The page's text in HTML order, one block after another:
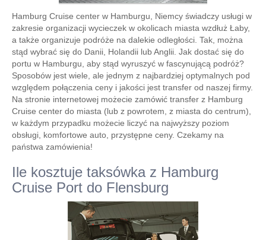
Hamburg Cruise center w Hamburgu, Niemcy świadczy usługi w
zakresie organizacji wycieczek w okolicach miasta wzdłuż Łaby,
a także organizuje podróże na dalekie odległości. Tak, można
stąd wybrać się do Danii, Holandii lub Anglii. Jak dostać się do
portu w Hamburgu, aby stąd wyruszyć w fascynującą podróż?
Sposobów jest wiele, ale jednym z najbardziej optymalnych pod
względem połączenia ceny i jakości jest transfer od naszej firmy.
Na stronie internetowej możecie zamówić transfer z Hamburg
Cruise center do miasta (lub z powrotem, z miasta do centrum),
w każdym przypadku możecie liczyć na najwyższy poziom
obsługi, komfortowe auto, przystępne ceny. Czekamy na
państwa zamówienia!
Ile kosztuje taksówka z Hamburg
Cruise Port do Flensburg